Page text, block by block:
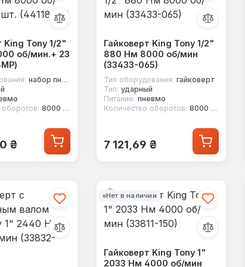
King Tony 1/2"
об/мин.+ 23
набор пневмоинструмента
8000 об/мин
₴
Гайковерт King Tony 1/2"
880 Нм 8000 об/мин
(33433-065)
Тип оборудования: гайковерт
Тип: ударный
Питание: пневмо
Количество оборотов: 8000 об/мин
Обычная цена:
7 121,69 ₴
Нет в наличии
Гайковерт King Tony 1"
2033 Нм 4000 об/мин